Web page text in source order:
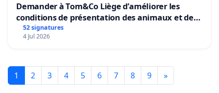
Demander à Tom&Co Liège d’améliorer les
conditions de présentation des animaux et de
mettre fin à la vente d’animaux en magasin
52 signatures
4 Jul 2026
1 2 3 4 5 6 7 8 9 »